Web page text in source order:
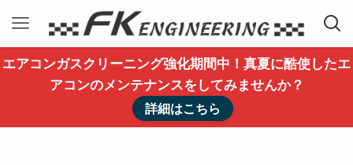
エアコンガスクリーニング強化期間中！真夏に酷使したエ
アコンのメンテナンスをしてみませんか？
詳細はこちら